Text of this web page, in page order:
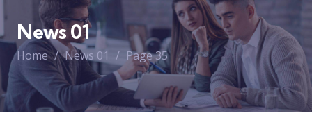
News 01
Home News 01 Page 35